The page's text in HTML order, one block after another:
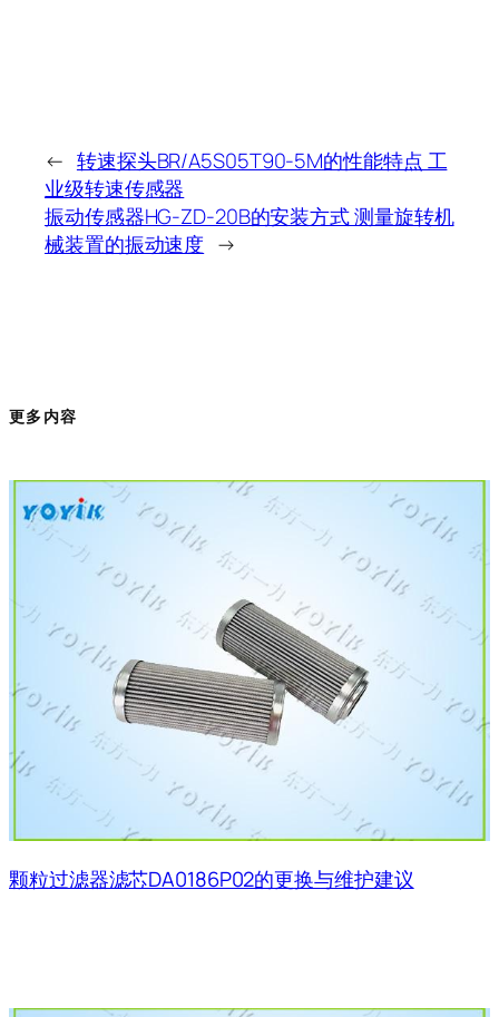
← 转速探头BR/A5S05T90-5M的性能特点 工
业级转速传感器
振动传感器HG-ZD-20B的安装方式 测量旋转机
械装置的振动速度 →
更多内容
颗粒过滤器滤芯DA0186P02的更换与维护建议